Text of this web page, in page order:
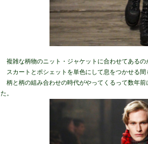
複雑な柄物のニット・ジャケットに合わせてあるの
スカートとポシェットを単色にして息をつかせる間
柄と柄の組み合わせの時代がやってくるって数年
た。